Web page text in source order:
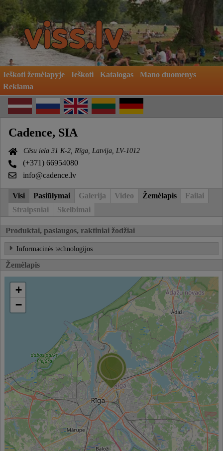
Ieškoti žemėlapyje Ieškoti Katalogas
Mano duomenys
Reklama
Cadence, SIA
Cēsu iela 31 K-2, Rīga, Latvija, LV-1012
(+371) 66954080
info@cadence.lv
Visi Pasiūlymai Galerija Video Žemėlapis
Failai
Straipsniai
Skelbimai
Produktai, paslaugos, raktiniai žodžiai
Informacinės technologijos
Žemėlapis
+
−